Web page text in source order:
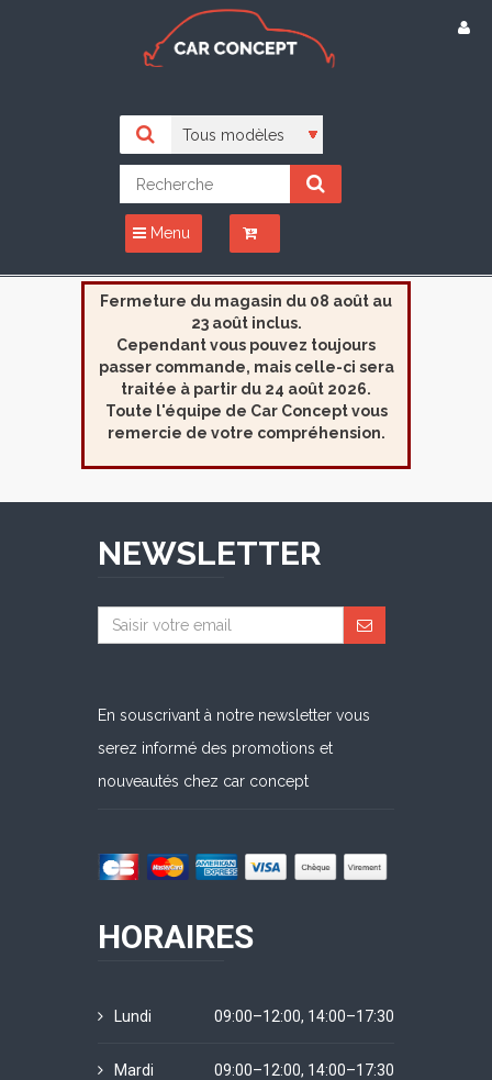
Menu
Fermeture du magasin du 08 août au
23 août inclus.
Cependant vous pouvez toujours
passer commande, mais celle-ci sera
traitée à partir du 24 août 2026.
Toute l'équipe de Car Concept vous
remercie de votre compréhension.
NEWSLETTER
En souscrivant à notre newsletter vous
serez informé des promotions et
nouveautés chez car concept
HORAIRES
Lundi 09:00–12:00, 14:00–17:30
Mardi 09:00–12:00, 14:00–17:30